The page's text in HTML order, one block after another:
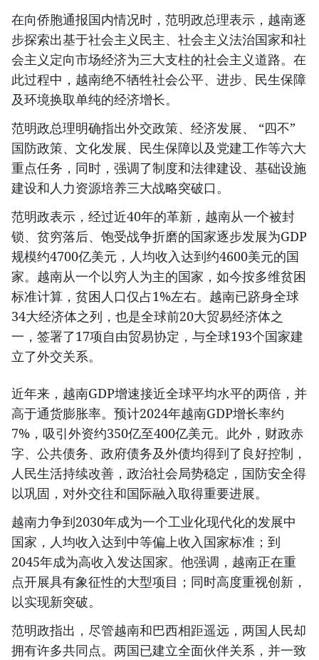
在向侨胞通报国内情况时，范明政总理表示，越南逐
步探索出基于社会主义民主、社会主义法治国家和社
会主义定向市场经济为三大支柱的社会主义道路。在
此过程中，越南绝不牺牲社会公平、进步、民生保障
及环境换取单纯的经济增长。
范明政总理明确指出外交政策、经济发展、 “四不”
国防政策、文化发展、民生保障以及党建工作等六大
重点任务，同时，强调了制度和法律建设、基础设施
建设和人力资源培养三大战略突破口。
范明政表示，经过近40年的革新，越南从一个被封
锁、贫穷落后、饱受战争折磨的国家逐步发展为GDP
规模约4700亿美元，人均收入达到约4600美元的国
家。越南从一个以穷人为主的国家，如今按多维贫困
标准计算，贫困人口仅占1%左右。越南已跻身全球
34大经济体之列，也是全球前20大贸易经济体之
一，签署了17项自由贸易协定，与全球193个国家建
立了外交关系。
近年来，越南GDP增速接近全球平均水平的两倍，并
高于通货膨胀率。预计2024年越南GDP增长率约
7%，吸引外资约350亿至400亿美元。此外，财政赤
字、公共债务、政府债务及外债均得到了良好控制，
人民生活持续改善，政治社会局势稳定，国防安全得
以巩固，对外交往和国际融入取得重要进展。
越南力争到2030年成为一个工业化现代化的发展中
国家，人均收入达到中等偏上收入国家标准；到
2045年成为高收入发达国家。他强调，越南正在重
点开展具有象征性的大型项目；同时高度重视创新，
以实现新突破。
范明政指出，尽管越南和巴西相距遥远，两国人民却
拥有许多共同点。两国已建立全面伙伴关系，并一致